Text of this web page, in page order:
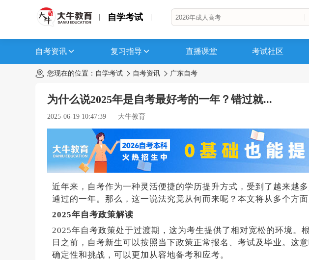
自学考试
自考资讯 复习指导 直播课堂 考试社区
您现在的位置： 自学考试 自考资讯 广东自考
为什么说2025年是自考最好考的一年？错过就...
2025-06-19 10:47:39 大牛教育
近年来，自考作为一种灵活便捷的学历提升方式，受到了越来越
通过的一年。那么，这一说法究竟从何而来呢？本文将从多个方面
2025年自考政策解读
2025年自考政策处于过渡期，这为考生提供了相对宽松的环境。
日之前，自考新生可以按照当下政策正常报名、考试及毕业。这
确定性和挑战，可以更加从容地备考和应考。